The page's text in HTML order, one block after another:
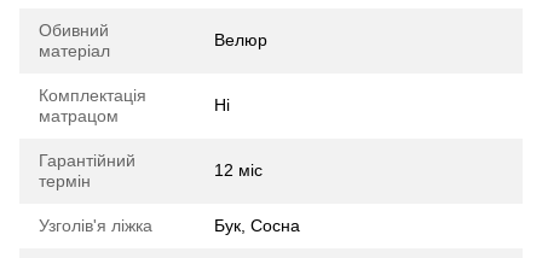
Обивний
матеріал
Велюр
Комплектація
матрацом
Ні
Гарантійний
термін
12 міс
Узголів'я ліжка Бук, Сосна